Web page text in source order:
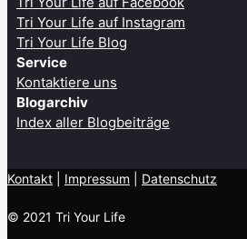
Tri Your Life auf Instagram
Tri Your Life Blog
Service
Kontaktiere uns
Blogarchiv
Index aller Blogbeiträge
Kontakt Impressum Datenschutz
© 2021 Tri Your Life